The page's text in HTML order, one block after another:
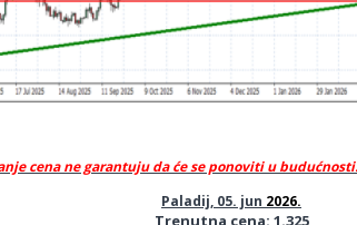
cena ne garantuju da će se ponoviti u budućnosti.
Paladij, 05. jun 2026.
Trenutna cena: 1.325